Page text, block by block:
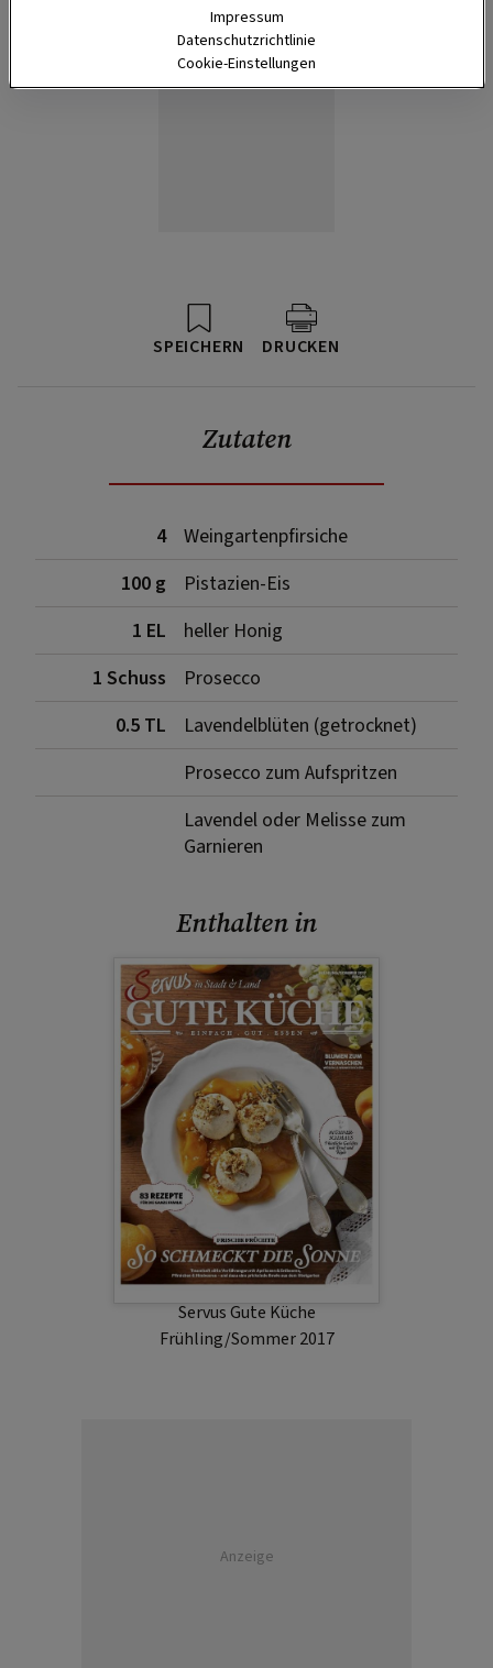
SPEICHERN DRUCKEN
Zutaten
4
Weingartenpfirsiche
100 g
Pistazien-Eis
1 EL
heller Honig
1 Schuss
Prosecco
0.5 TL
Lavendelblüten (getrocknet)
Prosecco zum Aufspritzen
Lavendel oder Melisse zum
Garnieren
Enthalten in
Servus Gute Küche
Frühling/Sommer 2017
Anzeige
Impressum
Datenschutzrichtlinie
Cookie-Einstellungen